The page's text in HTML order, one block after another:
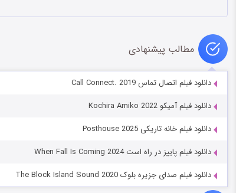
مطالب پیشنهادی
دانلود فیلم اتصال تماس Call Connect. 2019
دانلود فیلم آمیکو Kochira Amiko 2022
دانلود فیلم خانه تاریکی Posthouse 2025
دانلود فیلم پاییز در راه است When Fall Is Coming 2024
دانلود فیلم صدای جزیره بلوک The Block Island Sound 2020